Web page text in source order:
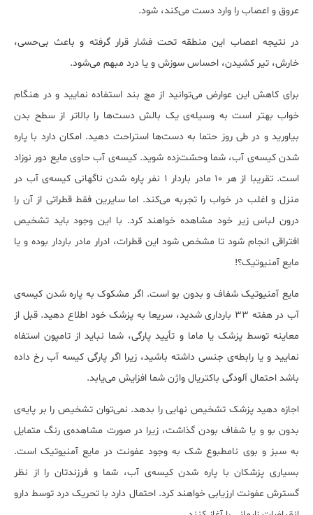
عروق و اعصاب را وارد دست می‌کند، شود.
در نتیجه اعصاب این منطقه تحت فشار قرار گرفته و باعث بی‌حسی،
خارش، تیر كشیدن، احساس سوزش و یا درد مبهم می‌شود.
برای کاهش این عوارض می‌توانید از مچ بند استفاده نمایید و در هنگام
خواب بهتر است به وسیله‌ی یک بالش دست‌ها را بالاتر از سطح بدن
بیاورید و در طی روز حتما به دست‌ها استراحت دهید. امکان دارد با پاره
شدن کیسه‌ی آب، شما وحشت‌زده شوید. کیسه‌ی آب حاوی مایع دور نوزاد
است. تقریبا از هر 10 مادر باردار 1 نفر پاره شدن ناگهانی کیسه‌ی آب در
منزل و اغلب در خواب را تجربه می‌کند. اما سایرین فقط قطراتی از آن را
درون لباس زیر خود مشاهده خواهند کرد. با این وجود باید تشخیص
افتراقی انجام شود تا مشخص شود این قطرات، ادرار مادر باردار بوده و یا
مایع آمنیوتیک؟!
مایع آمنیوتیک شفاف و بدون بو است. اگر مشکوک به پاره شدن کیسه‌ی
آب در هفته 33 بارداری شدید، سریعا به پزشک خود اطلاع دهید. قبل از
معاینه‌ توسط پزشک یا ماما و تأیید پارگی، شما نباید از تامپون استفاه
نمایید و یا رابطه‌ی جنسی داشته باشید، زیرا اگر پارگی کیسه آب رخ داده
باشد احتمال آلودگی باکتریال واژن شما افزایش می‌یابد.
اجازه دهید پزشک تشخیص نهایی را بدهد. نمی‌توان تشخیص را بر پایه‌ی
بدون بو و یا شفاف بودن گذاشت، زیرا در صورت مشاهده‌ی رنگ متمایل
به سبز و بوی نامطبوع شک به وجود عفونت در مایع آمنیوتیک است.
بسیاری پزشکان با پاره شدن کیسه‌ی آب، شما و فرزندتان را از نظر
گسترش عفونت ارزیابی خواهند کرد. احتمال دارد با تحریک درد توسط دارو